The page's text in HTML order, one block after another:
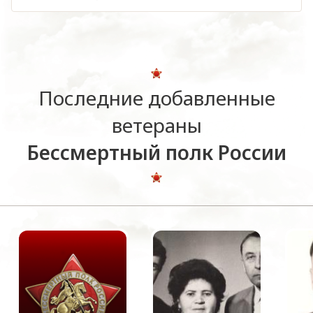
Последние добавленные
ветераны
Бессмертный полк России